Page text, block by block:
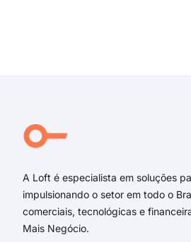
A Loft é especialista em soluções
impulsionando o setor em todo o
comerciais, tecnológicas e
Mais Negócio.